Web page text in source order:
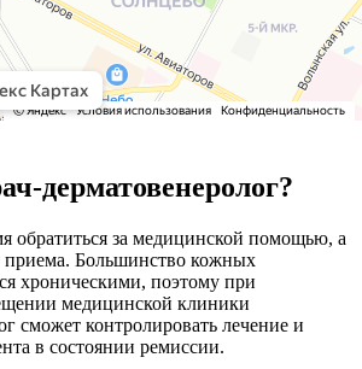
дерматовенеролог?
обратиться за медицинской помощью, а
приема. Большинство кожных
хроническими, поэтому при
медицинской клиники
сможет контролировать лечение и
в состоянии ремиссии.